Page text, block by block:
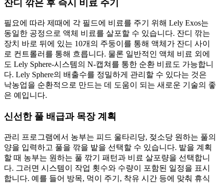
잔디 깎은 후 즉시 비료 주기
필요에 따라 제때에 각 필드에 비료를 주기 위해 Lely Exos는
동일한 공정으로 액체 비료를 살포할 수 있습니다. 잔디 깎는
장치 바로 뒤에 있는 10개의 주둥이를 통해 액체가 잔디 사이
로 컨트롤러를 통해 흐릅니다. 물론 일반적인 액체 비료 외에
도 Lely Sphere-시스템의 N-캡쳐를 통한 순환 비료도 가능합니
다. Lely Sphere의 배출수를 정밀하게 관리할 수 있다는 것은
낙농업을 순환적으로 만드는 데 도움이 되는 새로운 기술의 좋
은 예입니다.
신선한 풀 배급과 목장 계획
관리 프로그램에서 농부는 피드 울타리당, 젖소당 원하는 풀의
양을 입력하고 풀을 깎을 밭을 선택할 수 있습니다. 밭을 계획
할 때 농부는 원하는 풀 깎기 패턴과 비료 살포량을 선택합니
다. 그러면 시스템이 작업 횟수와 수량이 포함된 일정을 표시
합니다. 예를 들어 방목, 먹이 주기, 착유 시간 등에 맞춰 휴식